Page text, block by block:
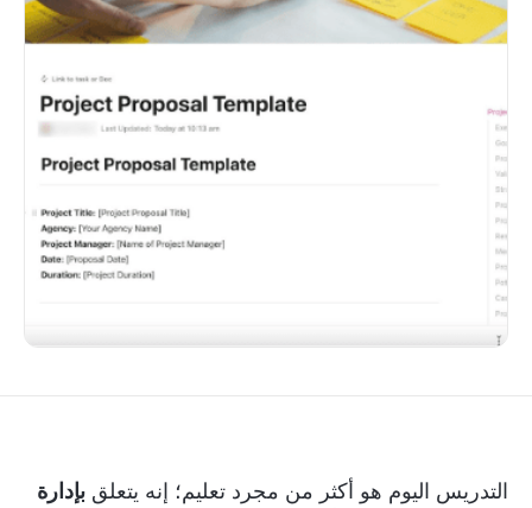
التدريس اليوم هو أكثر من مجرد تعليم؛ إنه يتعلق بإدارة